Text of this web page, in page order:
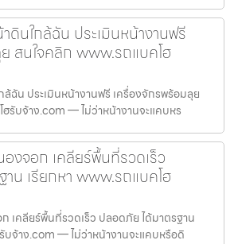
ดินใกล้ฉัน ประเมินหน้างานฟรี
สนใจคลิก www.รถแบคโฮ
ฉัน ประเมินหน้างานฟรี เครื่องจักรพร้อมลุย
รับจ้าง.com — ไม่ว่าหน้างานจะแคบหร
งจอก เคลียร์พื้นที่รวดเร็ว
น เรียกหา www.รถแบคโฮ
เคลียร์พื้นที่รวดเร็ว ปลอดภัย ได้มาตรฐาน
บจ้าง.com — ไม่ว่าหน้างานจะแคบหรือดิ